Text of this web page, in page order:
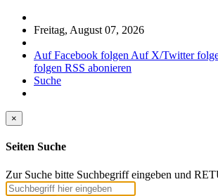
Freitag, August 07, 2026
Auf Facebook folgen Auf X/Twitter
folgen RSS abonieren
Suche
×
Seiten Suche
Zur Suche bitte Suchbegriff eingeben und